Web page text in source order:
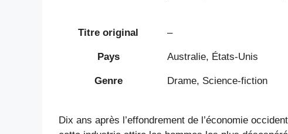
Titre original –
Pays Australie, États-Unis
Genre Drame, Science-fiction
Dix ans après l’effondrement de l’économie